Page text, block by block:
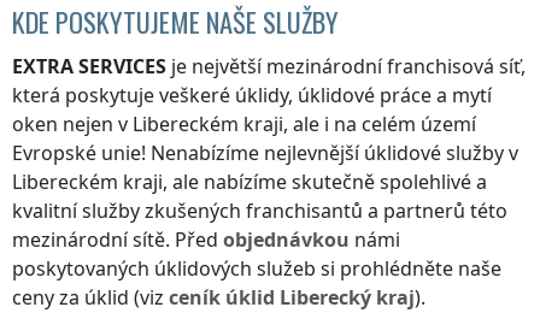
KDE POSKYTUJEME NAŠE SLUŽBY
EXTRA SERVICES je největší mezinárodní franchisová síť,
která poskytuje veškeré úklidy, úklidové práce a mytí
oken nejen v Libereckém kraji, ale i na celém území
Evropské unie! Nenabízíme nejlevnější úklidové službyv
Libereckém kraji, ale nabízíme skutečně spolehlivé a
kvalitní služby zkušených franchisantů a partnerů této
mezinárodní sítě. Před objednávkou námi
poskytovaných úklidových služeb si prohlédněte naše
ceny za úklid (viz ceník úklid Liberecký kraj).